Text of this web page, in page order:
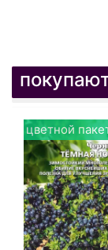
цветной